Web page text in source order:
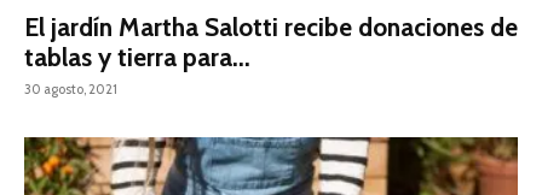
El jardín Martha Salotti recibe donaciones de
tablas y tierra para...
30 agosto, 2021